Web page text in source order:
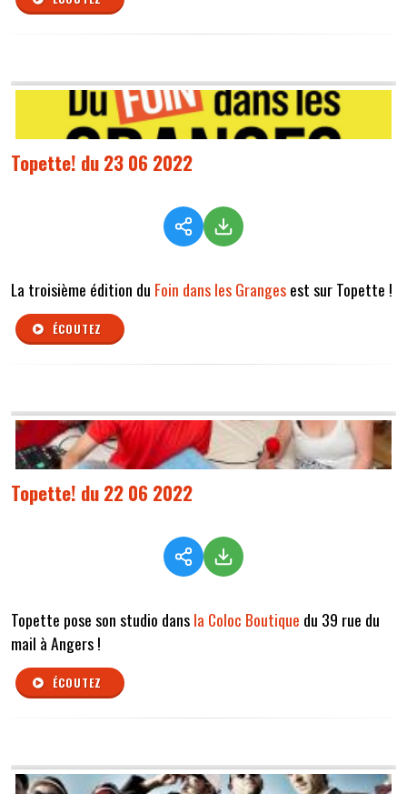
Topette! du 23 06 2022
La troisième édition du Foin dans les Grangesest sur Topette !
ÉCOUTEZ
Topette! du 22 06 2022
Topette pose son studio dansla Coloc Boutique du 39 rue du
mail à Angers !
ÉCOUTEZ